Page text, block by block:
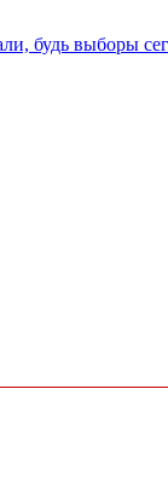
будь выборы